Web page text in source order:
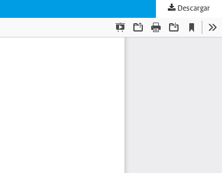
Descargar